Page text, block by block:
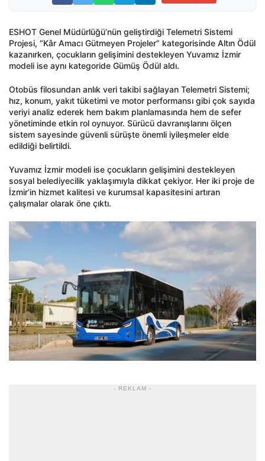
ESHOT Genel Müdürlüğü’nün geliştirdiği Telemetri Sistemi
Projesi, “Kâr Amacı Gütmeyen Projeler” kategorisinde Altın Ödül
kazanırken, çocukların gelişimini destekleyen Yuvamız İzmir
modeli ise aynı kategoride Gümüş Ödül aldı.
Otobüs filosundan anlık veri takibi sağlayan Telemetri Sistemi;
hız, konum, yakıt tüketimi ve motor performansı gibi çok sayıda
veriyi analiz ederek hem bakım planlamasında hem de sefer
yönetiminde etkin rol oynuyor. Sürücü davranışlarını ölçen
sistem sayesinde güvenli sürüşte önemli iyileşmeler elde
edildiği belirtildi.
Yuvamız İzmir modeli ise çocukların gelişimini destekleyen
sosyal belediyecilik yaklaşımıyla dikkat çekiyor. Her iki proje de
İzmir’in hizmet kalitesi ve kurumsal kapasitesini artıran
çalışmalar olarak öne çıktı.
- REKLAM -